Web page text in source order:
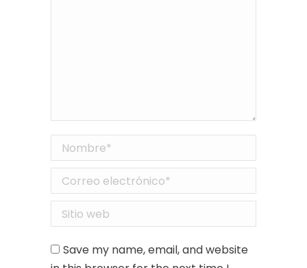
Nombre *
Correo electrónico *
Sitio web
Save my name, email, and website